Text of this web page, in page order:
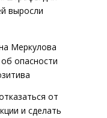
выросли
Меркулова
опасности
от
и сделать